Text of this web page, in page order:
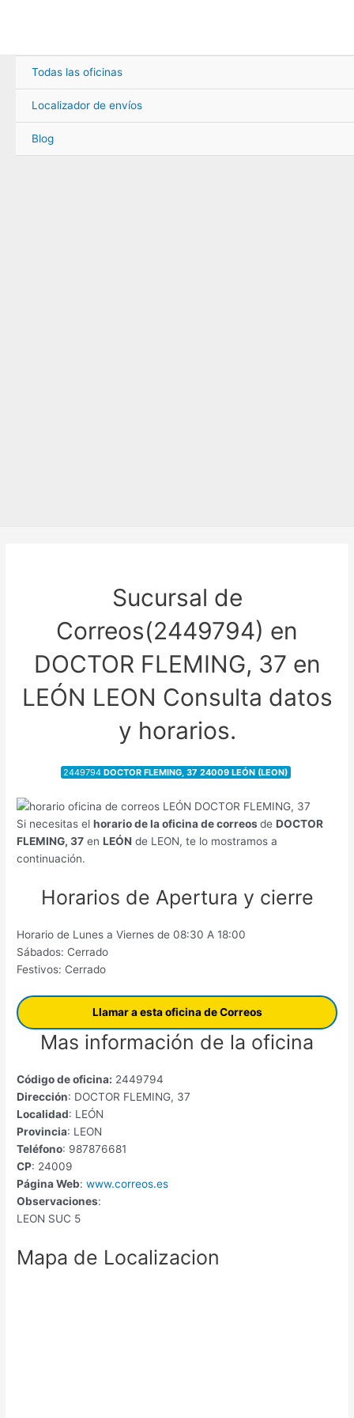
Todas las oficinas
Localizador de envíos
Blog
Sucursal de
Correos(2449794) en
DOCTOR FLEMING, 37 en
LEÓN LEON Consulta datos
y horarios.
2449794DOCTOR FLEMING, 37 24009 LEÓN (LEON)
Si necesitas elhorario de la oficina de correosdeDOCTOR
FLEMING, 37 enLEÓN de LEON, te lo mostramos a
continuación.
Horarios de Apertura y cierre
Horario de Lunes a Viernes de 08:30 A 18:00
Sábados: Cerrado
Festivos: Cerrado
Llamar a esta oficina de Correos
Mas información de la oficina
Código de oficina: 2449794
Dirección: DOCTOR FLEMING, 37
Localidad: LEÓN
Provincia: LEON
Teléfono: 987876681
CP: 24009
Página Web: www.correos.es
Observaciones:
LEON SUC 5
Mapa de Localizacion